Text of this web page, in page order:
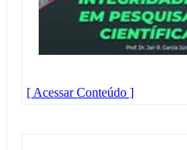
[ Acessar Conteúdo ]